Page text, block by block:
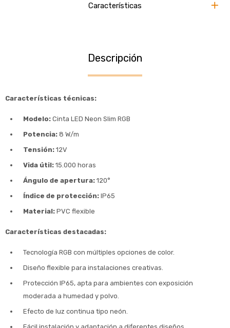
Características
Descripción
Características técnicas:
Modelo: Cinta LED Neon Slim RGB
Potencia: 8 W/m
Tensión: 12V
Vida útil: 15.000 horas
Ángulo de apertura: 120°
Índice de protección: IP65
Material: PVC flexible
Características destacadas:
Tecnología RGB con múltiples opciones de color.
Diseño flexible para instalaciones creativas.
Protección IP65, apta para ambientes con exposición
moderada a humedad y polvo.
Efecto de luz continua tipo neón.